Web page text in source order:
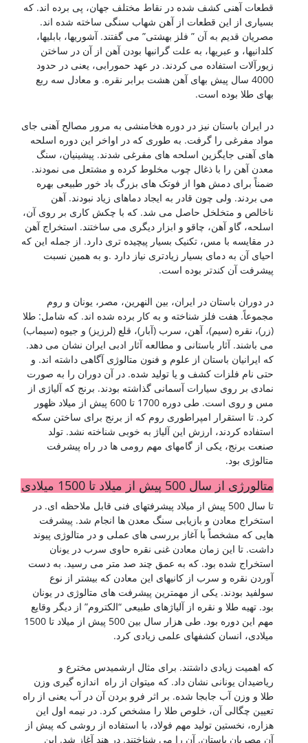
قطعات آهنی کشف شده در نقاط مختلف جهان، پی برده اند. که
بسیاری از این قطعات از آهن شهاب سنگی ساخته شده اند.
مصریان قدیم به آن ” فلز بهشتی” می گفتند. آشوریها، بابلیها،
کلدانیها، و عبریها، به علت گرانبها بودن آهن از آن در ساختن
زیورآلات استفاده می کردند. در عهد حمورابی، یعنی در حدود
4000 سال پیش بهای آهن هشت برابر نقره. و معادل سه ربع
بهای طلا بوده است.
در ایران باستان نیز در دوره هخامنشی به مرور مصالح آهنی جای
مواد مفرغی را گرفت. به طوری که در اواخر این دوره اسلحه
های آهنی جایگزین اسلحه های مفرغی شدند. پیشینیان، سنگ
معدن آهن را با ذغال چوب مخلوط کرده و مشتعل می نمودند.
ضمناً برای دمش هوا از فوتک های بزرگ باد خور طبیعی بهره
می بردند. ولی چون قادر به ایجاد دماهای زیاد نبودند. آهن
ناخالص و متخلخل حاصل می شد. که با چکش کاری بر روی آن،
اسلحه، گاو آهن، چاقو و ابزار دیگری می ساختند. استخراج آهن
در مقایسه با مس، تکنیک بسیار پیچیده تری دارد. از جمله این که
احیای آن به دمای بسیار زیادتری نیاز دارد .و به همین نسبت
پیشرفت آن کندتر بوده است.
در دوران باستان در ایران، بین النهرین، مصر، یونان و روم
مجموعاً. هفت فلز شناخته و به کار برده شده اند. که شامل: طلا
(زر)، نقره (سیم)، آهن، سرب (آبار)، قلع (لرزیز) و جیوه (سیماب)
می باشند. آثار باستانی و مطالعه آثار ادبی ایران نشان می دهد.
که ایرانیان باستان از علوم و فنون متالوژی آگاهی داشته اند. و
حتی نام فلزات کشف و یا تولید شده. در آن دوران را به صورت
نمادی بر روی سیارات آسمانی گذاشته بودند. برنج که آلیاژی از
مس و روی است. طی دوره 1700 تا 600 پیش از میلاد ظهور
کرد. تا استقرار امپراطوری روم که از برنج برای ساختن سکه
استفاده کردند، ارزش این آلیاژ به خوبی شناخته نشد. تولد
صنعت برنج، یکی از گامهای مهم رومی ها در راه پیشرفت
متالوژی بود.
متالورژی از سال 500 پیش از میلاد تا 1500 میلادی
تا سال 500 پیش از میلاد پیشرفتهای فنی قابل ملاحظه ای. در
استخراج معادن و بازیابی سنگ معدن ها انجام شد. پیشرفت
هایی که مشخصاً با آغاز بررسی های عملی و در متالوژی پیوند
داشت. تا این زمان معادن غنی نقره حاوی سرب در یونان
استخراج شده بود. که به عمق چند صد متر می رسید. به دست
آوردن نقره و سرب از کانیهای این معادن که بیشتر از نوع
سولفید بودند. یکی از مهمترین پیشرفت های متالوژی در یونان
بود. تهیه طلا و نقره از آلیاژهای طبیعی “الکتروم” از دیگر وقایع
مهم این دوره بود. طی هزار سال بین 500 پیش از میلاد تا 1500
میلادی، انسان کشفهای علمی زیادی کرد.
که اهمیت زیادی داشتند. برای مثال ارشمیدس مخترع و
ریاضیدان یونانی نشان داد. که میتوان از راه اندازه گیری وزن
طلا و وزن آب جابجا شده. بر اثر فرو بردن آن در آب یعنی از راه
تعیین چگالی آن، خلوص طلا را مشخص کرد. در نیمه اول این
هزاره، نخستین تولید مهم فولاد، با استفاده از روشی که پیش از
آن مصریان باستان. آن را می شناختند. در هند آغاز شد. این